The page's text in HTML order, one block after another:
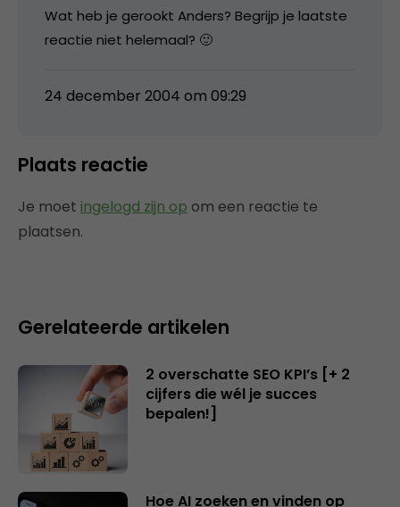
Wat heb je gerookt Anders? Begrijp je laatste
reactie niet helemaal? 🙂
24 december 2004 om 09:29
Plaats reactie
Je moet ingelogd zijn op om een reactie te
plaatsen.
Gerelateerde artikelen
2 overschatte SEO KPI’s [+ 2
cijfers die wél je succes
bepalen!]
Hoe AI zoeken en vinden op